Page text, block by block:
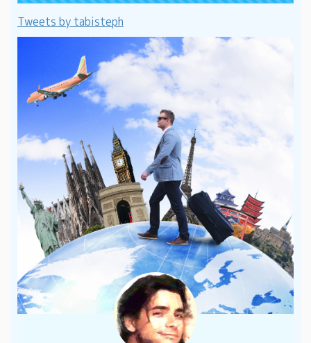
Tweets by tabisteph